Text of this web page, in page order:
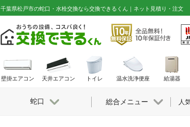
千葉県松戸市の蛇口・水栓交換なら交換できるくん｜ネット見積り・注文
壁掛エアコン 天井エアコン トイレ 温水洗浄便座 給湯器
蛇口 総合メニュー 人